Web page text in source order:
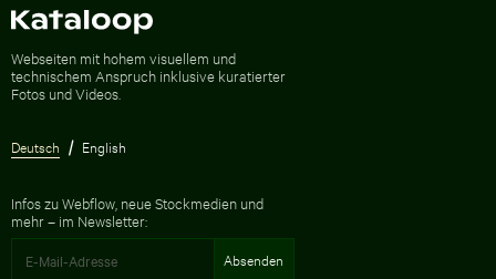
Webseiten mit hohem visuellem und
technischem Anspruch inklusive kuratierter
Fotos und Videos.
Deutsch English
Infos zu Webflow, neue Stockmedien und
mehr – im Newsletter: